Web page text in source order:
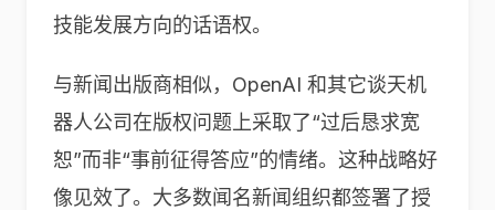
技能发展方向的话语权。
与新闻出版商相似，OpenAI 和其它谈天机
器人公司在版权问题上采取了“过后恳求宽
恕”而非“事前征得答应”的情绪。这种战略好
像见效了。大多数闻名新闻组织都签署了授